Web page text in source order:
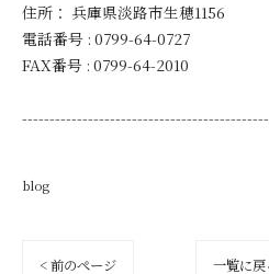
住所： 兵庫県淡路市生穂1156
電話番号 : 0799-64-0727
FAX番号 : 0799-64-2010
blog
< 前のページ 一覧に戻